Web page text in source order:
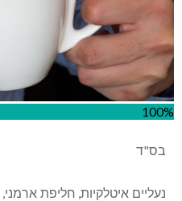
100%
בס"ד
נעליים איטלקיות, חליפת ארמני,